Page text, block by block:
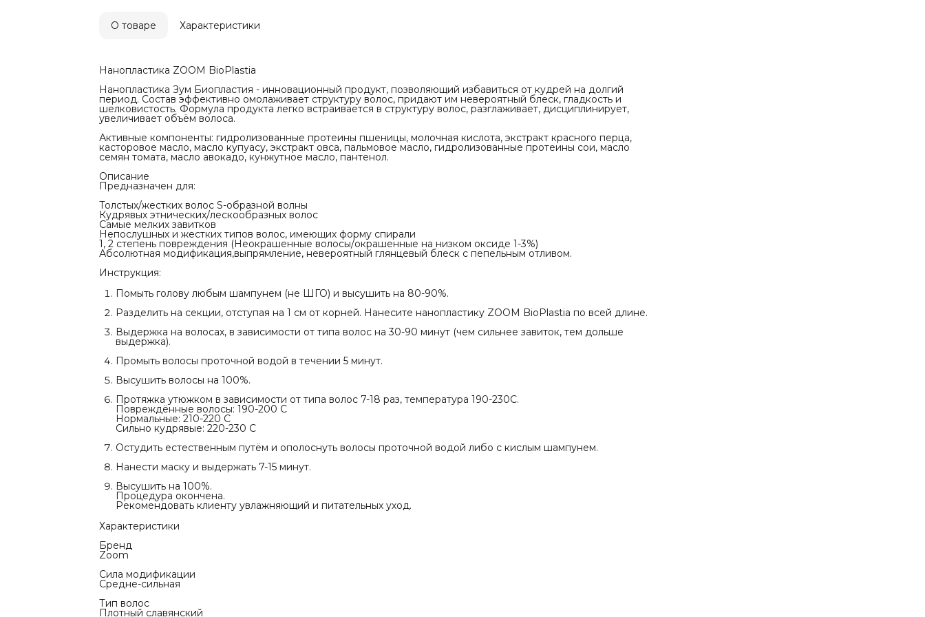
Предназначен для:
Толстых/жестких волос S-образной волны
спирали
окрашенные на низком оксиде 1-3%)
Абсолютная модификация,выпрямление, невероятный
глянцевый блеск с пепельным отливом.
Инструкция:
80-90%.
Разделить на секции, отступая на 1 см от корней. Нанесите
нанопластику ZOOM BioPlastia по всей длине.
Промыть волосы проточной водой в течении 5 минут.
Высушить волосы на 100%.
Протяжка утюжком в зависимости от типа волос 7-18 раз,
температура 190-230С.
Сильно кудрявые: 220-230 С
Остудить естественным путём и ополоснуть волосы
проточной водой либо с кислым шампунем.
Нанести маску и выдержать 7-15 минут.
Высушить на 100%.
Процедура окончена.
Характеристики
Zoom
Средне-сильная
Тип волос
Плотный славянский
Степень Повреждения
♥ ♥ ♡ ♡ ♡
Применение
О товаре Характеристики
Нанопластика ZOOM BioPlastia
Нанопластика Зум Биопластия - инновационный продукт, позволяющий избавиться от кудрей на долгий
период. Состав эффективно омолаживает структуру волос, придают им невероятный блеск, гладкость и
шелковистость. Формула продукта легко встраивается в структуру волос, разглаживает, дисциплинирует,
увеличивает объём волоса.
Активные компоненты: гидролизованные протеины пшеницы, молочная кислота, экстракт красного перца,
касторовое масло, масло купуасу, экстракт овса, пальмовое масло, гидролизованные протеины сои, масло
семян томата, масло авокадо, кунжутное масло, пантенол.
Описание
Предназначен для:
Толстых/жестких волос S-образной волны
Кудрявых этнических/лескообразных волос
Самые мелких завитков
Непослушных и жестких типов волос, имеющих форму спирали
1, 2 степень повреждения (Неокрашенные волосы/окрашенные на низком оксиде 1-3%)
Абсолютная модификация,выпрямление, невероятный глянцевый блеск с пепельным отливом.
Инструкция:
Помыть голову любым шампунем (не ШГО) и высушить на 80-90%.
Разделить на секции, отступая на 1 см от корней. Нанесите нанопластику ZOOM BioPlastia по всей длине.
Выдержка на волосах, в зависимости от типа волос на 30-90 минут (чем сильнее завиток, тем дольше
выдержка).
Промыть волосы проточной водой в течении 5 минут.
Высушить волосы на 100%.
Протяжка утюжком в зависимости от типа волос 7-18 раз, температура 190-230С.
Повреждённые волосы: 190-200 С
Нормальные: 210-220 С
Сильно кудрявые: 220-230 С
Остудить естественным путём и ополоснуть волосы проточной водой либо с кислым шампунем.
Нанести маску и выдержать 7-15 минут.
Высушить на 100%.
Процедура окончена.
Рекомендовать клиенту увлажняющий и питательных уход.
Характеристики
Бренд
Zoom
Сила модификации
Средне-сильная
Тип волос
Плотный славянский